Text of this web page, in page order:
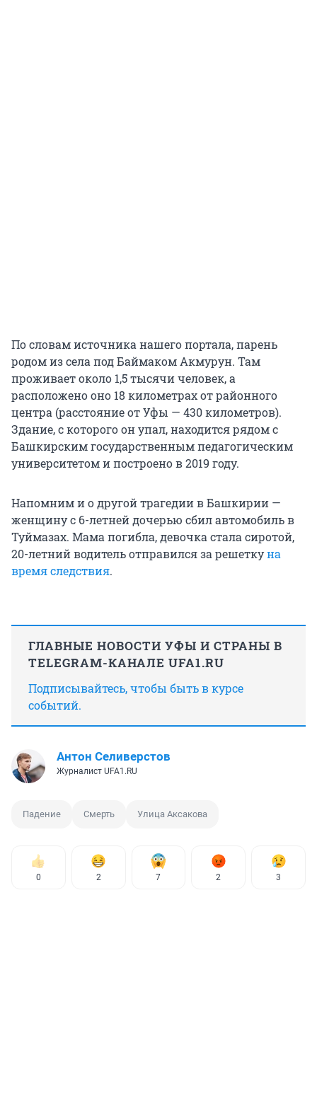
По словам источника нашего портала, парень
родом из села под Баймаком Акмурун. Там
проживает около 1,5 тысячи человек, а
расположено оно 18 километрах от районного
центра (расстояние от Уфы — 430 километров).
Здание, с которого он упал, находится рядом с
Башкирским государственным педагогическим
университетом и построено в 2019 году.
Напомним и о другой трагедии в Башкирии —
женщину с 6-летнейдочерью сбил автомобиль в
Туймазах. Мама погибла, девочка стала сиротой,
20-летнийводитель отправился за решеткуна
время следствия.
ГЛАВНЫЕ НОВОСТИ УФЫ И СТРАНЫ В
TELEGRAM-КАНАЛЕ UFA1.RU
Подписывайтесь, чтобы быть в курсе
событий.
Антон Селиверстов
Журналист UFA1.RU
Падение Смерть Улица Аксакова
0 2 7 2 3